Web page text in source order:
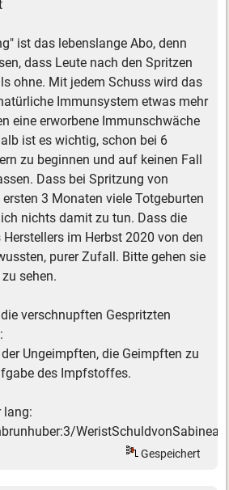
ist das lebenslange Abo, denn
dass Leute nach den Spritzen
ohne. Mit jedem Schuss wird das
Immunsystem etwas mehr
eine erworbene Immunschwäche
ist es wichtig, schon bei 6
zu beginnen und auf keinen Fall
Dass bei Spritzung von
3 Monaten viele Totgeburten
nichts damit zu tun. Dass die
im Herbst 2020 von den
purer Zufall. Bitte gehen sie
sehen.
verschnupften Gespritzten
Ungeimpften, die Geimpften zu
des Impfstoffes.
lang:
Gespeichert